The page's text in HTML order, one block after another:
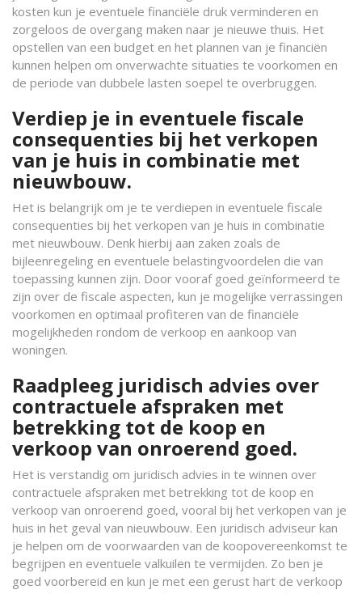
kosten kun je eventuele financiële druk verminderen en
zorgeloos de overgang maken naar je nieuwe thuis. Het
opstellen van een budget en het plannen van je financiën
kunnen helpen om onverwachte situaties te voorkomen en
de periode van dubbele lasten soepel te overbruggen.
Verdiep je in eventuele fiscale
consequenties bij het verkopen
van je huis in combinatie met
nieuwbouw.
Het is belangrijk om je te verdiepen in eventuele fiscale
consequenties bij het verkopen van je huis in combinatie
met nieuwbouw. Denk hierbij aan zaken zoals de
bijleenregeling en eventuele belastingvoordelen die van
toepassing kunnen zijn. Door vooraf goed geïnformeerd te
zijn over de fiscale aspecten, kun je mogelijke verrassingen
voorkomen en optimaal profiteren van de financiële
mogelijkheden rondom de verkoop en aankoop van
woningen.
Raadpleeg juridisch advies over
contractuele afspraken met
betrekking tot de koop en
verkoop van onroerend goed.
Het is verstandig om juridisch advies in te winnen over
contractuele afspraken met betrekking tot de koop en
verkoop van onroerend goed, vooral bij het verkopen van je
huis in het geval van nieuwbouw. Een juridisch adviseur kan
je helpen om de voorwaarden van de koopovereenkomst te
begrijpen en eventuele valkuilen te vermijden. Zo ben je
goed voorbereid en kun je met een gerust hart de verkoop